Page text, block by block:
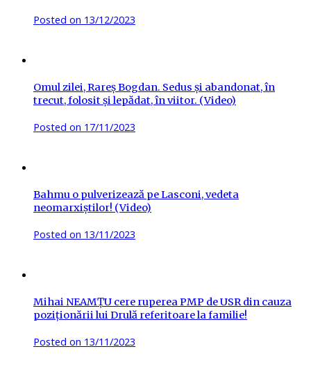
Posted on 13/12/2023
Omul zilei, Rareș Bogdan. Sedus și abandonat, în
trecut, folosit și lepădat, în viitor. (Video)
Posted on 17/11/2023
Bahmu o pulverizează pe Lasconi, vedeta
neomarxiștilor! (Video)
Posted on 13/11/2023
Mihai NEAMȚU cere ruperea PMP de USR din cauza
poziționării lui Drulă referitoare la familie!
Posted on 13/11/2023